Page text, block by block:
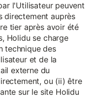
l'Utilisateur peuvent
directement auprès
tier après avoir été
Holidu se charge
technique des
et de la
externe du
ou (ii) être
sur le site Holidu